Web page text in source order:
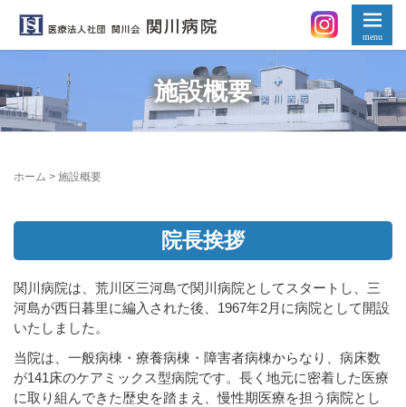
施設概要
ホーム > 施設概要
院長挨拶
関川病院は、荒川区三河島で関川病院としてスタートし、三
河島が西日暮里に編入された後、1967年2月に病院として開設
いたしました。
当院は、一般病棟・療養病棟・障害者病棟からなり、病床数
が141床のケアミックス型病院です。長く地元に密着した医療
に取り組んできた歴史を踏まえ、慢性期医療を担う病院とし